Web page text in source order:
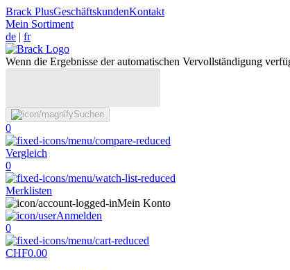
Brack PlusGeschäftskundenKontakt
Mein Sortiment
de | fr
Wenn die Ergebnisse der automatischen Vervollständigung
Suchen
0
Vergleich
0
Merklisten
Mein Konto
Anmelden
0
CHF0.00